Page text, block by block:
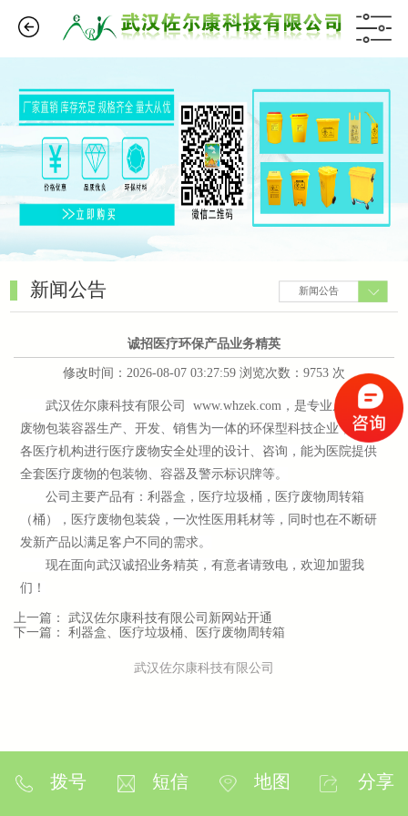
新闻公告
新闻公告
诚招医疗环保产品业务精英
修改时间：2026-08-07 03:27:59 浏览次数：9753 次
武汉佐尔康科技有限公司 www.whzek.com，是专业从事医疗
废物包装容器生产、开发、销售为一体的环保型科技企业，可为
各医疗机构进行医疗废物安全处理的设计、咨询，能为医院提供
全套医疗废物的包装物、容器及警示标识牌等。
公司主要产品有：利器盒，医疗垃圾桶，医疗废物周转箱
（桶），医疗废物包装袋，一次性医用耗材等，同时也在不断研
发新产品以满足客户不同的需求。
现在面向武汉诚招业务精英，有意者请致电，欢迎加盟我
们！
上一篇：武汉佐尔康科技有限公司新网站开通
下一篇：利器盒、医疗垃圾桶、医疗废物周转箱
武汉佐尔康科技有限公司
拨号 短信 地图 分享